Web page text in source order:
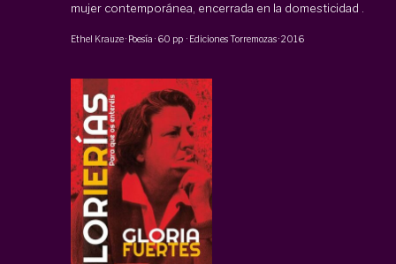
mujer contemporánea, encerrada en la domesticidad .
Ethel Krauze· Poesía · 60 pp · Ediciones Torremozas·2016